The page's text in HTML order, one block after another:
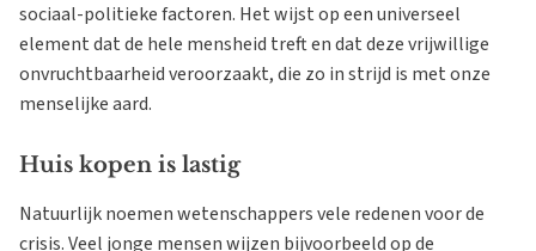
sociaal-politieke factoren. Het wijst op een universeel
element dat de hele mensheid treft en dat deze vrijwillige
onvruchtbaarheid veroorzaakt, die zo in strijd is met onze
menselijke aard.
Huis kopen is lastig
Natuurlijk noemen wetenschappers vele redenen voor de
crisis. Veel jonge mensen wijzen bijvoorbeeld op de